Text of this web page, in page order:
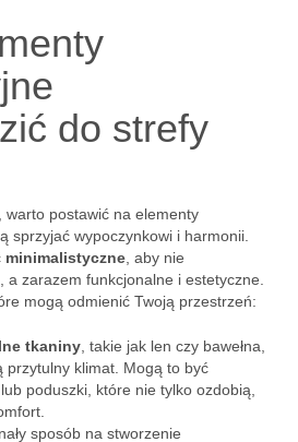
do strefy
warto postawić na elementy
sprzyjać wypoczynkowi i harmonii.
minimalistyczne , aby nie
a zarazem funkcjonalne i estetyczne.
mogą odmienić Twoją przestrzeń:
tkaniny , takie jak len czy bawełna,
przytulny klimat. Mogą to być
poduszki, które nie tylko ozdobią,
sposób na stworzenie